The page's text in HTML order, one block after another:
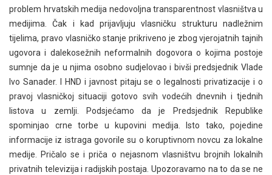
problem hrvatskih medija nedovoljna transparentnost vlasništva u
medijima. Čak i kad prijavljuju vlasničku strukturu nadležnim
tijelima, pravo vlasničko stanje prikriveno je zbog vjerojatnih tajnih
ugovora i dalekosežnih neformalnih dogovora o kojima postoje
sumnje da je u njima osobno sudjelovao i bivši predsjednik Vlade
Ivo Sanader. I HND i javnost pitaju se o legalnosti privatizacije i o
pravoj vlasničkoj situaciji gotovo svih vodećih dnevnih i tjednih
listova u zemlji. Podsjećamo da je Predsjednik Republike
spominjao crne torbe u kupovini medija. Isto tako, pojedine
informacije iz istraga govorile su o koruptivnom novcu za lokalne
medije. Pričalo se i priča o nejasnom vlasništvu brojnih lokalnih
privatnih televizija i radijskih postaja. Upozoravamo na to da se ne